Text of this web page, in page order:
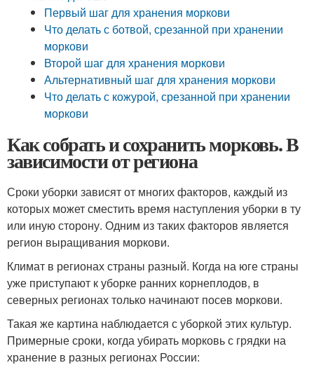
Первый шаг для хранения моркови
Что делать с ботвой, срезанной при хранении
моркови
Второй шаг для хранения моркови
Альтернативный шаг для хранения моркови
Что делать с кожурой, срезанной при хранении
моркови
Как собрать и сохранить морковь. В
зависимости от региона
Сроки уборки зависят от многих факторов, каждый из
которых может сместить время наступления уборки в ту
или иную сторону. Одним из таких факторов является
регион выращивания моркови.
Климат в регионах страны разный. Когда на юге страны
уже приступают к уборке ранних корнеплодов, в
северных регионах только начинают посев моркови.
Такая же картина наблюдается с уборкой этих культур.
Примерные сроки, когда убирать морковь с грядки на
хранение в разных регионах России: